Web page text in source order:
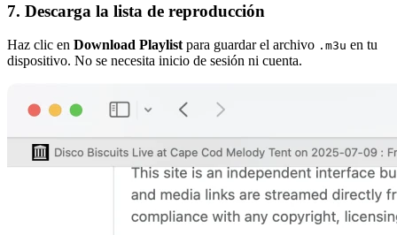
7. Descarga la lista de reproducción
Haz clic en Download Playlist para guardar el archivo .m3u en tu
dispositivo. No se necesita inicio de sesión ni cuenta.